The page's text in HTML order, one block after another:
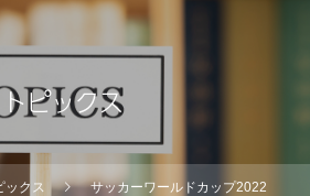
トピックス
ックス サッカーワールドカップ2022